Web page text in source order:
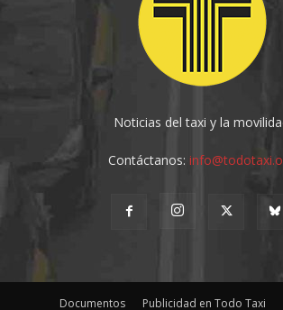
Noticias del taxi y la
Contáctanos:
Documentos Publicidad en Todo Taxi